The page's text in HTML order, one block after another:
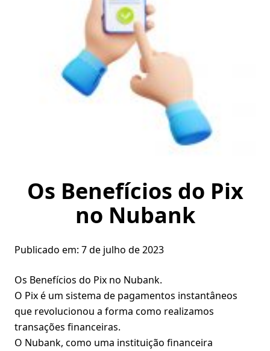
Os Benefícios do Pix
no Nubank
Publicado em: 7 de julho de 2023
Os Benefícios do Pix no Nubank.
O Pix é um sistema de pagamentos instantâneos
que revolucionou a forma como realizamos
transações financeiras.
O Nubank, como uma instituição financeira